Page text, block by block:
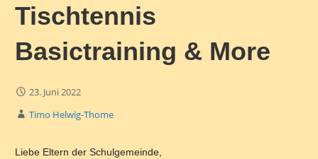
Tischtennis
Basictraining & More
23. Juni 2022
Timo Helwig-Thome
Liebe Eltern der Schulgemeinde,